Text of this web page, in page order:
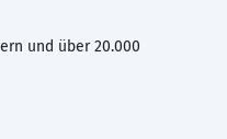
und über 20.000